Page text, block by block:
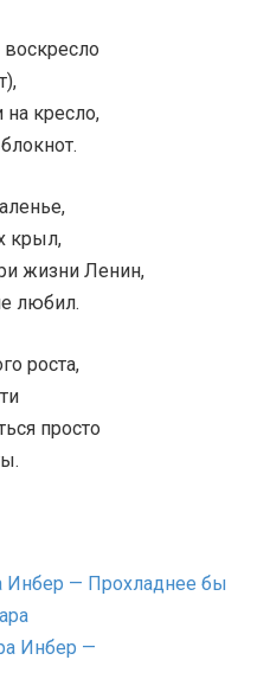
на кресло,
крыл,
жизни Ленин,
любил.
роста,
просто
Инбер — Прохладнее бы
Инбер —